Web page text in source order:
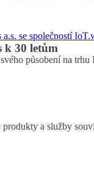
se společností
k 30 letům
svého působení na
a služby